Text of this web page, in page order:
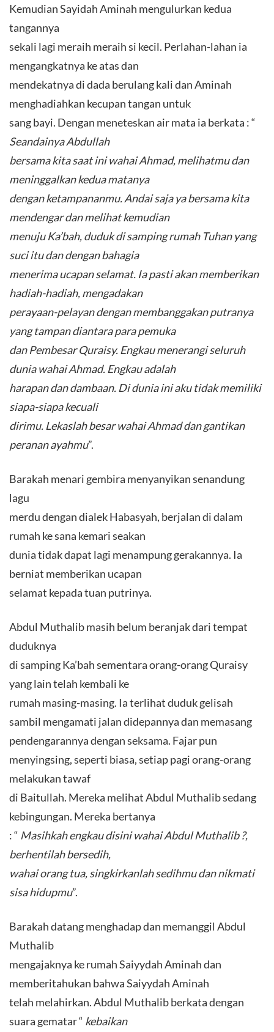
Kemudian Sayidah Aminah mengulurkan kedua
tangannya
sekali lagi meraih meraih si kecil. Perlahan-lahan ia
mengangkatnya ke atas dan
mendekatnya di dada berulang kali dan Aminah
menghadiahkan kecupan tangan untuk
sang bayi. Dengan meneteskan air mata ia berkata : “
Seandainya Abdullah
bersama kita saat ini wahai Ahmad, melihatmu dan
meninggalkan kedua matanya
dengan ketampananmu. Andai saja ya bersama kita
mendengar dan melihat kemudian
menuju Ka’bah, duduk di samping rumah Tuhan yang
suci itu dan dengan bahagia
menerima ucapan selamat. Ia pasti akan memberikan
hadiah-hadiah, mengadakan
perayaan-pelayan dengan membanggakan putranya
yang tampan diantara para pemuka
dan Pembesar Quraisy. Engkau menerangi seluruh
dunia wahai Ahmad. Engkau adalah
harapan dan dambaan. Di dunia ini aku tidak memiliki
siapa-siapa kecuali
dirimu. Lekaslah besar wahai Ahmad dan gantikan
peranan ayahmu”.
Barakah menari gembira menyanyikan senandung
lagu
merdu dengan dialek Habasyah, berjalan di dalam
rumah ke sana kemari seakan
dunia tidak dapat lagi menampung gerakannya. Ia
berniat memberikan ucapan
selamat kepada tuan putrinya.
Abdul Muthalib masih belum beranjak dari tempat
duduknya
di samping Ka’bah sementara orang-orang Quraisy
yang lain telah kembali ke
rumah masing-masing. Ia terlihat duduk gelisah
sambil mengamati jalan didepannya dan memasang
pendengarannya dengan seksama. Fajar pun
menyingsing, seperti biasa, setiap pagi orang-orang
melakukan tawaf
di Baitullah. Mereka melihat Abdul Muthalib sedang
kebingungan. Mereka bertanya
: “ Masihkah engkau disini wahai Abdul Muthalib ?,
berhentilah bersedih,
wahai orang tua, singkirkanlah sedihmu dan nikmati
sisa hidupmu”.
Barakah datang menghadap dan memanggil Abdul
Muthalib
mengajaknya ke rumah Saiyydah Aminah dan
memberitahukan bahwa Saiyydah Aminah
telah melahirkan. Abdul Muthalib berkata dengan
suara gematar “ kebaikan